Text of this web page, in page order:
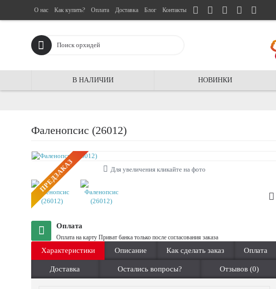
О нас Как купить? Оплата Доставка Блог Контакты
В НАЛИЧИИ НОВИНКИ
Фаленопсис (26012)
ПРЕДЗАКАЗ Для увеличения кликайте на фото
Оплата
Оплата на карту Приват банка только после согласования заказа
Характеристики Описание Как сделать заказ Оплата
Доставка Остались вопросы? Отзывов (0)